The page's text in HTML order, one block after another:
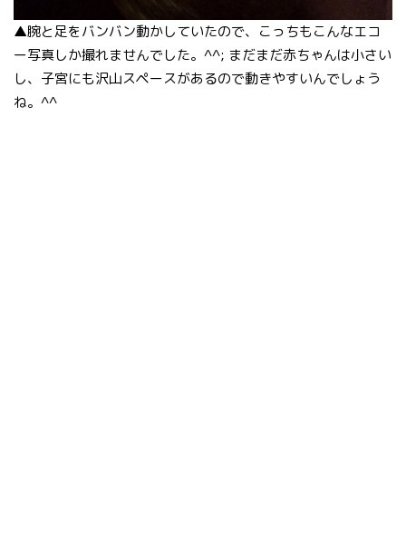
▲腕と足をバンバン動かしていたので、こっちもこんなエコ
ー写真しか撮れませんでした。^^; まだまだ赤ちゃんは小さい
し、子宮にも沢山スペースがあるので動きやすいんでしょう
ね。^^